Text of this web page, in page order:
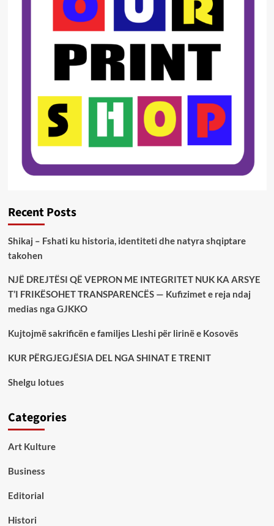
Recent Posts
Shikaj – Fshati ku historia, identiteti dhe natyra shqiptare
takohen
NJË DREJTËSI QË VEPRON ME INTEGRITET NUK KA ARSYE
T’I FRIKËSOHET TRANSPARENCËS — Kufizimet e reja ndaj
medias nga GJKKO
Kujtojmë sakrificën e familjes Lleshi për lirinë e Kosovës
KUR PËRGJEGJËSIA DEL NGA SHINAT E TRENIT
Shelgu lotues
Categories
Art Kulture
Business
Editorial
Histori